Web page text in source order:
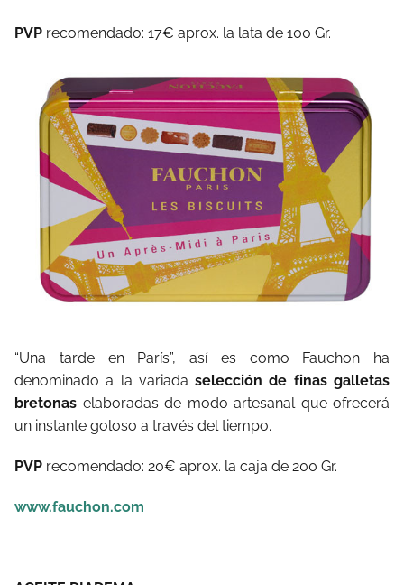
PVP recomendado: 17€ aprox. la lata de 100 Gr.
“Una tarde en París”, así es como Fauchon ha
denominado a la variadaselección de finas galletas
bretonas elaboradas de modo artesanal que ofrecerá
un instante goloso a través del tiempo.
PVP recomendado: 20€ aprox. la caja de 200 Gr.
www.fauchon.com